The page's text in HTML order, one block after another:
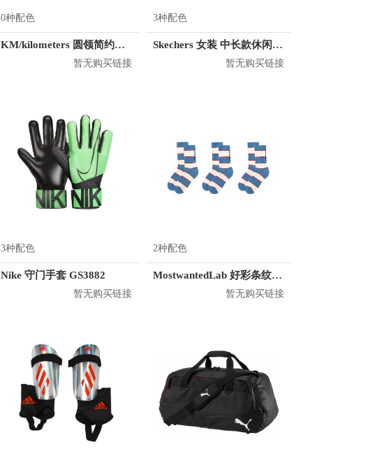
0种配色
KM/kilometers 圆领简约短袖T恤 M2X2108073
暂无购买链接
3种配色
Skechers 女装 中长款休闲运动卫衣 L120W004
暂无购买链接
3种配色
Nike 守门手套 GS3882
暂无购买链接
2种配色
MostwantedLab 好彩条纹袜子套装 MWL
暂无购买链接